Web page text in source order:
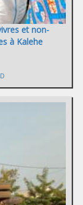
et non-
à Kalehe